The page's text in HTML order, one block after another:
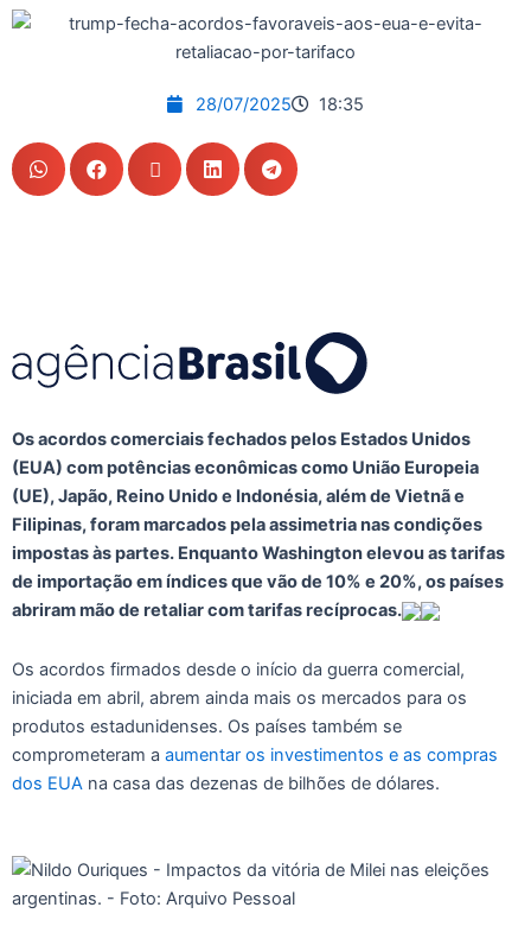
28/07/2025 18:35
Os acordos comerciais fechados pelos Estados Unidos
(EUA) com potências econômicas como União Europeia
(UE), Japão, Reino Unido e Indonésia, além de Vietnã e
Filipinas, foram marcados pela assimetria nas condições
impostas às partes. Enquanto Washington elevou as tarifas
de importação em índices que vão de 10% e 20%, os países
abriram mão de retaliar com tarifas recíprocas.
Os acordos firmados desde o início da guerra comercial,
iniciada em abril, abrem ainda mais os mercados para os
produtos estadunidenses. Os países também se
comprometeram a aumentar os investimentos e as compras
dos EUA na casa das dezenas de bilhões de dólares.